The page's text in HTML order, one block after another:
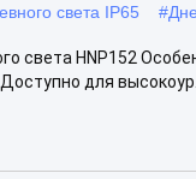
света IP65 #
света HNP152
для высокоур...